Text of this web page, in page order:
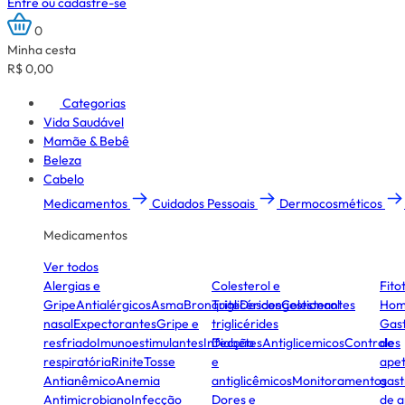
0
Minha cesta
R$ 0,00
Categorias
Vida Saudável
Mamãe & Bebê
Beleza
Cabelo
Medicamentos
Cuidados Pessoais Dermocosméticos
Medicamentos
Ver todos
Alergias e
GripeAntialérgicosAsmaBronquiteDescongestionantes
nasalExpectorantesGripe e
resfriadoImunoestimulantesInfecção
respiratóriaRiniteTosse
AntianêmicoAnemia
AntimicrobianoInfecção
Colesterol e
TriglicéridesColesterol
triglicérides
DiabetesAntiglicemicosControles
e
antiglicêmicosMonitoramentos
Dores e
de
de